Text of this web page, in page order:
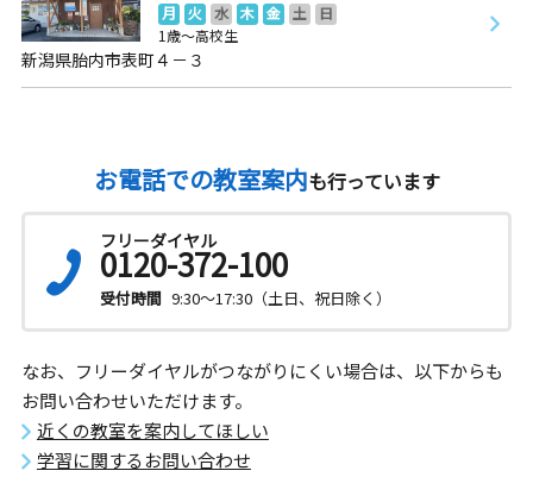
月 火 水 木 金 土
日
1歳～高校生
新潟県胎内市表町４－３
お電話での教室案内も行っています
フリーダイヤル
0120-372-100
受付時間 9:30～17:30（土日、祝日除く）
なお、フリーダイヤルがつながりにくい場合は、以下からも
お問い合わせいただけます。
近くの教室を案内してほしい
学習に関するお問い合わせ